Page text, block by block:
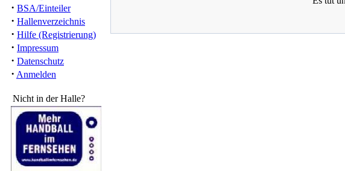
· BSA/Einteiler
· Hallenverzeichnis
· Hilfe (Registrierung)
· Impressum
· Datenschutz
· Anmelden
Nicht in der Halle?